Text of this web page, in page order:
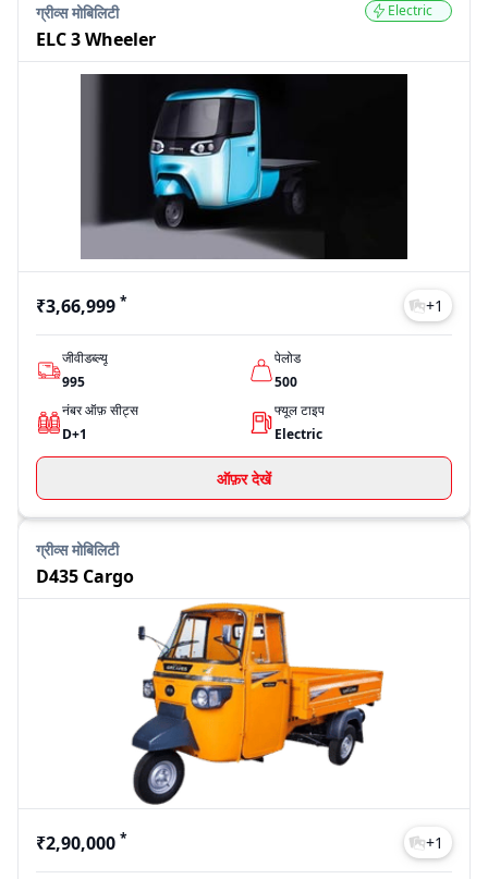
ग्रीव्स मोबिलिटी
ELC 3 Wheeler
Electric
₹3,66,999 * +1
जीवीडब्ल्यू
995
पेलोड
500
नंबर ऑफ़ सीट्स
D+1
फ्यूल टाइप
Electric
ऑफ़र देखें
ग्रीव्स मोबिलिटी
D435 Cargo
₹2,90,000 * +1